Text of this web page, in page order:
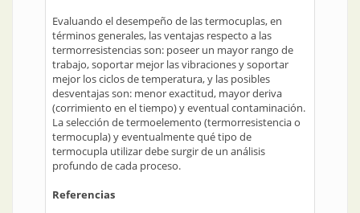
Evaluando el desempeño de las termocuplas, en
términos generales, las ventajas respecto a las
termorresistencias son: poseer un mayor rango de
trabajo, soportar mejor las vibraciones y soportar
mejor los ciclos de temperatura, y las posibles
desventajas son: menor exactitud, mayor deriva
(corrimiento en el tiempo) y eventual contaminación.
La selección de termoelemento (termorresistencia o
termocupla) y eventualmente qué tipo de
termocupla utilizar debe surgir de un análisis
profundo de cada proceso.
Referencias